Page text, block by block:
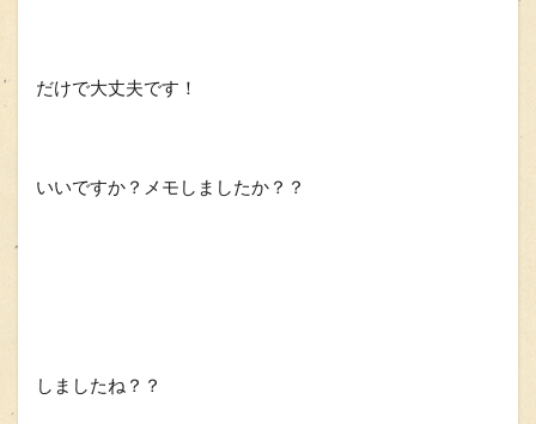
だけで大丈夫です！
いいですか？メモしましたか？？
しましたね？？